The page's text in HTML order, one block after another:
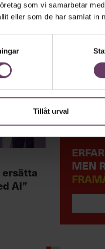
som vi samarbetar
eller som de har samlat in
Tillåt urval
AI”
MEN